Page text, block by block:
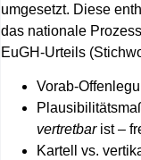
umgesetzt. Diese
das nationale
EuGH‑Urteils
vertretbarist –
Kartell vs.